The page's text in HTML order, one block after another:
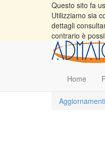
Questo sito fa
Utilizziamo sia
dettagli
contrario è
Home
Aggiornamenti